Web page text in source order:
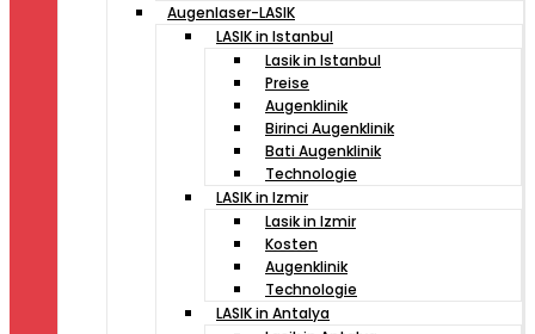
Augenlaser-LASIK
LASIK in Istanbul
Lasik in Istanbul
Preise
Augenklinik
Birinci Augenklinik
Bati Augenklinik
Technologie
LASIK in Izmir
Lasik in Izmir
Kosten
Augenklinik
Technologie
LASIK in Antalya